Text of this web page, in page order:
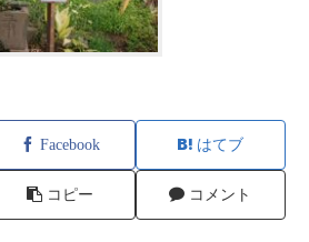
Facebook はてブ
コピー コメント